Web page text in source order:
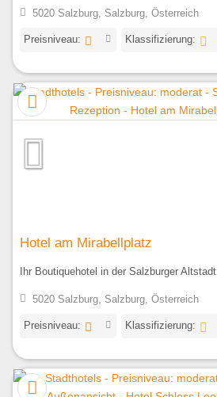
5020 Salzburg, Salzburg, Österreich
Preisniveau: Klassifizierung:
Hotel am Mirabellplatz
Ihr Boutiquehotel in der Salzburger Altstadt
5020 Salzburg, Salzburg, Österreich
Preisniveau: Klassifizierung: